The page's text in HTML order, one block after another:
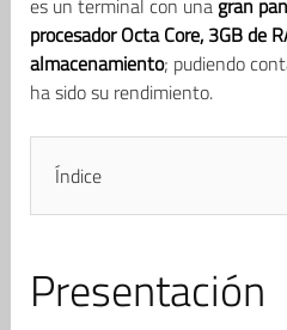
es un terminal con una gran
procesador Octa Core, 3GB de
almacenamiento; pudiendo
ha sido su rendimiento.
Índice
Presentación